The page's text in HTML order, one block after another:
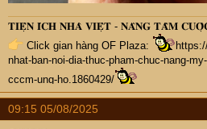
𝐓𝐈𝐄̣̂𝐍 𝐈́𝐂𝐇 𝐍𝐇𝐀̀ 𝐕𝐈𝐄̣̂𝐓 - 𝐍𝐀̂𝐍𝐆 𝐓𝐀̂̀𝐌
Click gian hàng OF Plaza:
nhat-ban-noi-dia-thuc-pham-chuc-nang-
cccm-ung-ho.1860429/
09:15 05/08/2025